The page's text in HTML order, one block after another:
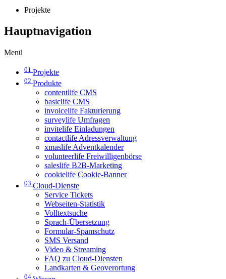
Projekte
Hauptnavigation
Menü
01 Projekte
02 Produkte
contentlife CMS
basiclife CMS
invoicelife Fakturierung
surveylife Umfragen
invitelife Einladungen
contactlife Adressverwaltung
xmaslife Adventkalender
volunteerlife Freiwilligenbörse
saleslife B2B-Marketing
cookielife Cookie-Banner
03 Cloud-Dienste
Service Tickets
Webseiten-Statistik
Volltextsuche
Sprach-Übersetzung
Formular-Spamschutz
SMS Versand
Video & Streaming
FAQ zu Cloud-Diensten
Landkarten & Geoverortung
04